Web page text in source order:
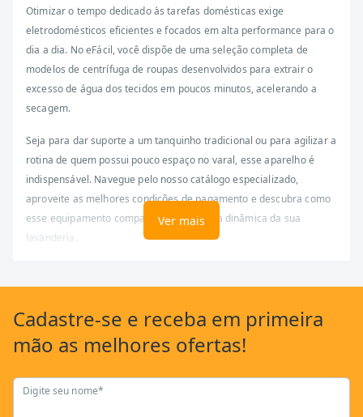
Otimizar o tempo dedicado às tarefas domésticas exige
eletrodomésticos eficientes e focados em alta performance para o
dia a dia. No eFácil, você dispõe de uma seleção completa de
modelos de centrífuga de roupas desenvolvidos para extrair o
excesso de água dos tecidos em poucos minutos, acelerando a
secagem.
Seja para dar suporte a um tanquinho tradicional ou para agilizar a
rotina de quem possui pouco espaço no varal, esse aparelho é
indispensável. Navegue pelo nosso catálogo especializado,
aproveite as melhores condições de pagamento e descubra como
esse equipamento compacto transforma a dinâmica da sua
lavanderia.
O primeiro passo para escolher o modelo ideal é
avaliar o volume
diário de peças que a sua família costuma lavar. Fatores como
a capacidade em quilos de roupa molhada e a velocidade de
eficiência e rapidez da extração da água.
Ver mais
Cadastre-se e receba em primeira
mão as melhores ofertas!
Digite seu nome*